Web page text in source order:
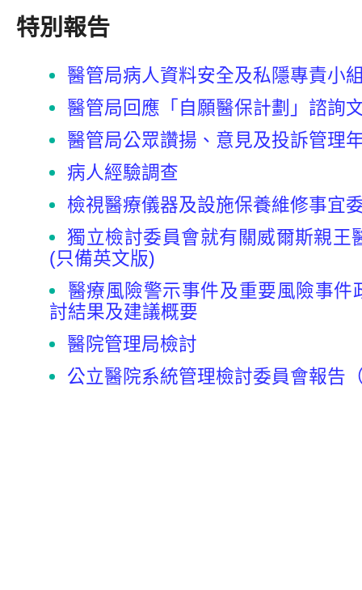
特別報告
醫管局病人資料安全及私隱專責小
醫管局回應「自願醫保計劃」諮詢
醫管局公眾讚揚、意見及投訴管理
病人經驗調查
檢視醫療儀器及設施保養維修事宜
獨立檢討委員會就有關威爾斯親王
(只備英文版)
醫療風險警示事件及重要風險事件
討結果及建議概要
醫院管理局檢討
公立醫院系統管理檢討委員會報告